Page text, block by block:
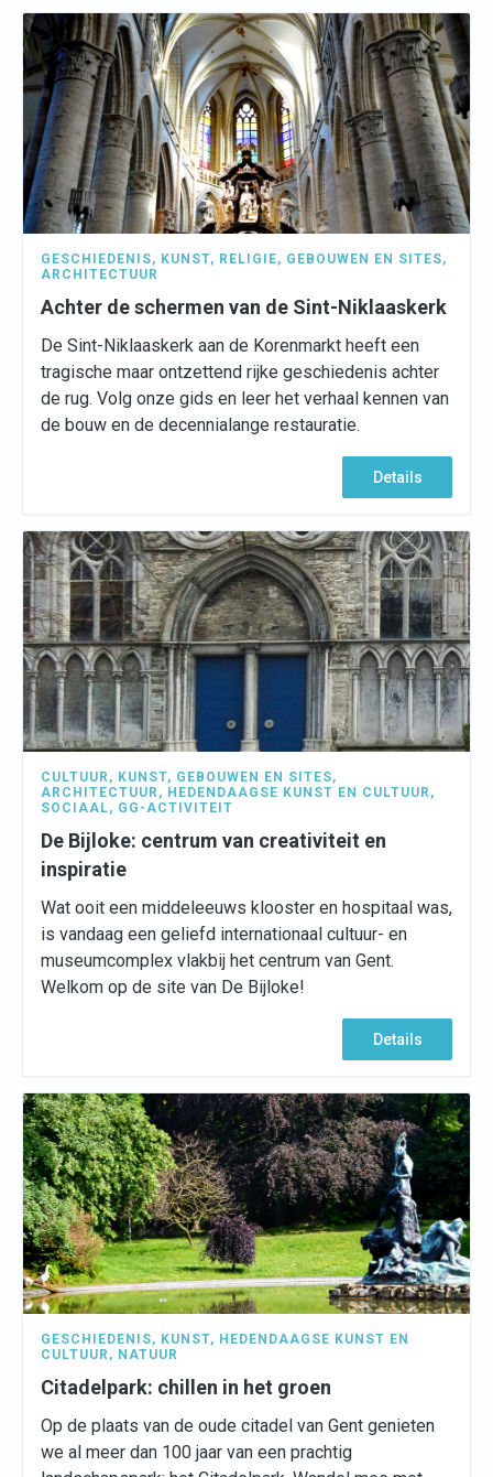
GESCHIEDENIS, KUNST, RELIGIE, GEBOUWEN EN SITES,
ARCHITECTUUR
Achter de schermen van de Sint-Niklaaskerk
De Sint-Niklaaskerk aan de Korenmarkt heeft een
tragische maar ontzettend rijke geschiedenis achter
de rug. Volg onze gids en leer het verhaal kennen van
de bouw en de decennialange restauratie.
Details
CULTUUR , KUNST, GEBOUWEN EN SITES,
ARCHITECTUUR , HEDENDAAGSE KUNST EN CULTUUR ,
SOCIAAL, GG-ACTIVITEIT
De Bijloke: centrum van creativiteit en
inspiratie
Wat ooit een middeleeuws klooster en hospitaal was,
is vandaag een geliefd internationaal cultuur- en
museumcomplex vlakbij het centrum van Gent.
Welkom op de site van De Bijloke!
Details
GESCHIEDENIS, KUNST, HEDENDAAGSE KUNST EN
CULTUUR , NATUUR
Citadelpark: chillen in het groen
Op de plaats van de oude citadel van Gent genieten
we al meer dan 100 jaar van een prachtig